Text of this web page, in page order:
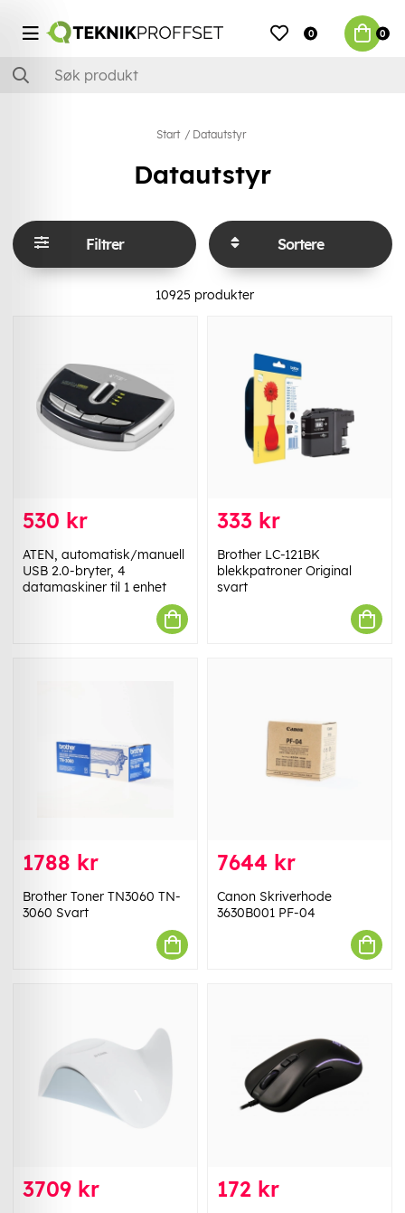
0 0
Start Datautstyr
Datautstyr
Filtrer Sortere
10925 produkter
530 kr
ATEN, automatisk/manuell
USB 2.0-bryter, 4
datamaskiner til 1 enhet
333 kr
Brother LC-121BK
blekkpatroner Original
svart
1788 kr
Brother Toner TN3060 TN-
3060 Svart
7644 kr
Canon Skriverhode
3630B001 PF-04
3709 kr 172 kr